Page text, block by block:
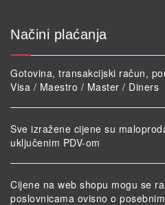
Načini plaćanja
Gotovina, transakcijski račun,
Visa / Maestro / Master / Diners
Sve izražene cijene su
uključenim PDV-om
Cijene na web shopu mogu se
poslovnicama ovisno o